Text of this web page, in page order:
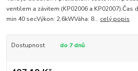
ventilem a závitem (KP02006 a KP02007).Čas
min 40 secVýkon: 2,6kWVáha: 8... celý popis
Dostupnost do 7 dnů